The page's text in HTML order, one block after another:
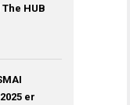
HUB
er